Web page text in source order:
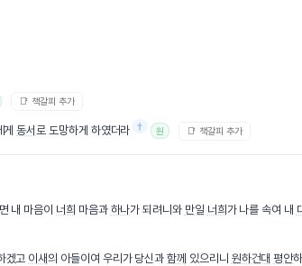
📑 책갈피 추가
게동서 로 도망하게 하였더라 † 원 📑 책갈피 추가
내 마음이 너희 마음과 하나가 되려니와 만일 너희 가 나를 속여 내
겠고 이새의 아들이여 우리가 당신과함께 있으리니 원하건대 평안